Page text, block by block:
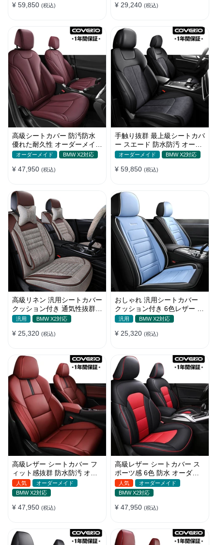
¥ 59,850 (税込) ¥ 29,240 (税込)
高級シートカバー 防汚防水
優れた耐久性 オーダーメイド
オシャレ 軽/普自動車 SUV
オーダーメイド BMW X2対応
¥ 47,950 (税込)
手触り抜群 最上級シートカバ
ー スエード 防水防汚 オーダ
ーメイド おしゃれ 全席セッ
オーダーメイド BMW X2対応
¥ 59,850 (税込)
高級リネン 汎用シートカバー
クッション付き 通気性抜群
接触冷感 軽/普自動車
汎用 BMW X2対応
¥ 25,320 (税込)
おしゃれ 汎用シートカバー
クッション付き 6色レザー 防
水防汚 耐久性 軽/普自動車
汎用 BMW X2対応
¥ 25,320 (税込)
高級レザー シートカバー フ
ィット感抜群 防水防汚 オー
ダーメイド おしゃれ 全席セ
ット
人気
オーダーメイド
BMW X2対応
¥ 47,950 (税込)
高級レザー シートカバー ス
ポーツ感 6色 防水 オーダー
メイド 耐久性 軽/普自動車
SUV
人気
オーダーメイド
BMW X2対応
¥ 47,950 (税込)